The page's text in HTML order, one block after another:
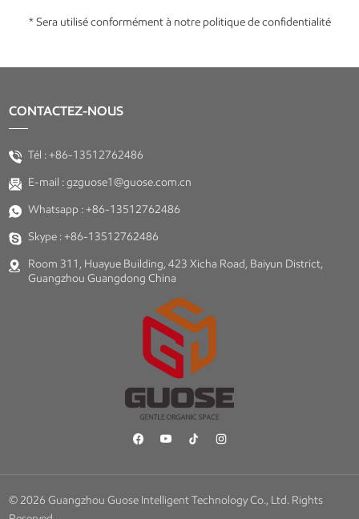
* Sera utilisé conformément à notre politique de confidentialité
CONTACTEZ-NOUS
Tél :+86-13512762486
E-mail :gzguose1@guose.com.cn
Whatsapp :+86-13512762486
Skype :+86-13512762486
Room 311, Huayue Building, 423 Xicha Road, Baiyun District,
Guangzhou Guangdong China
© 2026 Guangzhou Guose Intelligent Technology Co., Ltd. Rights